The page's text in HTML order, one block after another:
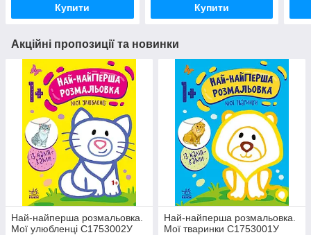
Купити Купити
Акційні пропозиції та новинки
Най-найперша розмальовка.
Мої улюбленці С1753002У
Най-найперша розмальовка.
Мої тваринки С1753001У